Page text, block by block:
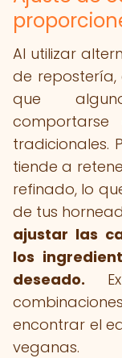
Al utilizar
de repostería,
que
tradicionales.
tiende a
refinado, lo
de tus
ajustar las
los
deseado.
encontrar el
veganas.